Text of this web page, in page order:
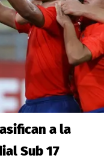
a la
Sub 17